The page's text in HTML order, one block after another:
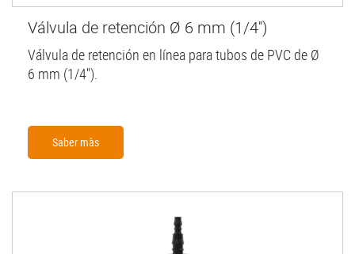
Válvula de retención Ø 6 mm (1/4'')
Válvula de retención en línea para tubos de PVC de Ø
6 mm (1/4'').
Saber màs